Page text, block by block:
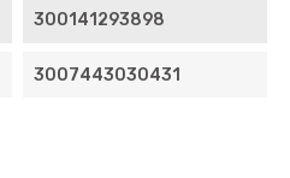
300141293898
3007443030431